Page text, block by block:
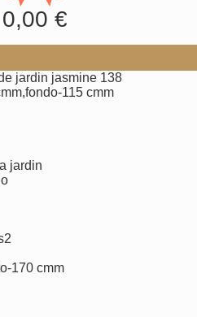
0,00 €
jardin jasmine 138
115 cmm
jardin
170 cmm